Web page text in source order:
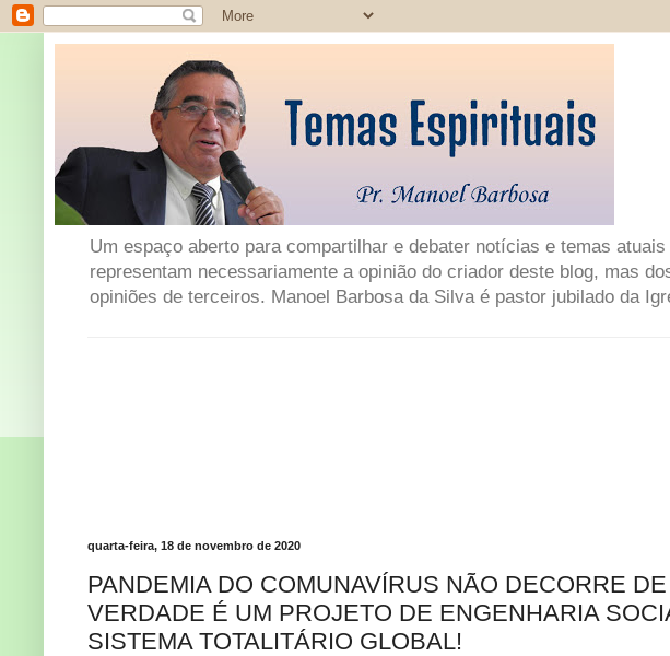
Um espaço aberto para compartilhar e debater notícias e temas
representam necessariamente a opinião do criador deste blog, mas
opiniões de terceiros. Manoel Barbosa da Silva é pastor jubilado da
quarta-feira, 18 de novembro de 2020
PANDEMIA DO COMUNAVÍRUS NÃO DECORRE
VERDADE É UM PROJETO DE ENGENHARIA
SISTEMA TOTALITÁRIO GLOBAL!